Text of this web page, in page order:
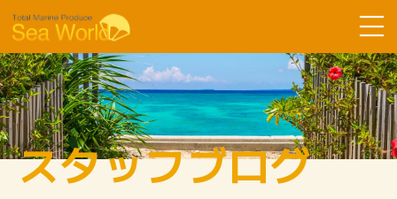
Sea Worldについて
コース紹介
ツアーの流れ
スタッフブログ